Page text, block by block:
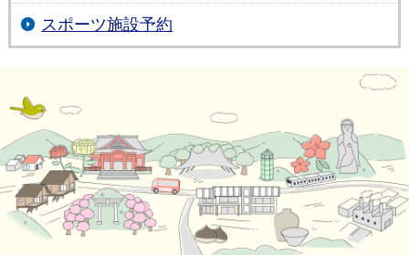
スポーツ施設予約